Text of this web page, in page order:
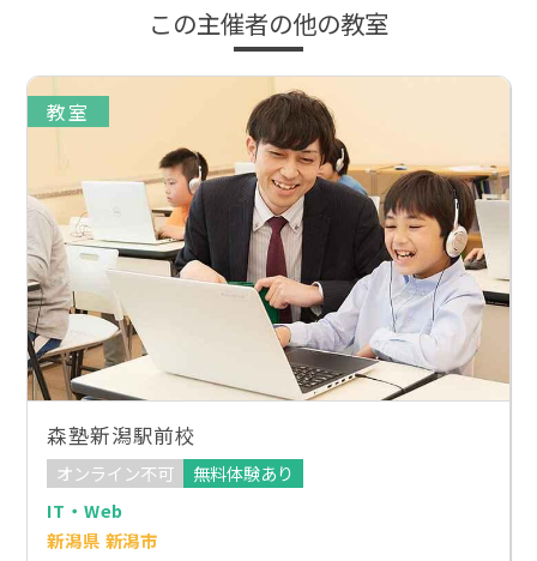
この主催者の他の教室
教室
森塾新潟駅前校
オンライン不可
無料体験あり
IT・Web
新潟県 新潟市